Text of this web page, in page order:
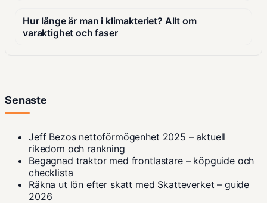
Hur länge är man i klimakteriet? Allt om
varaktighet och faser
Senaste
Jeff Bezos nettoförmögenhet 2025 – aktuell
rikedom och rankning
Begagnad traktor med frontlastare – köpguide och
checklista
Räkna ut lön efter skatt med Skatteverket – guide
2026